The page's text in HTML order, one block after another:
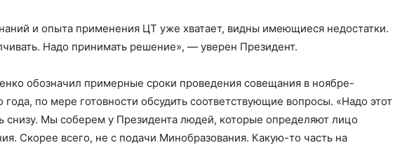
ПОДПИСАТЬСЯ
Электронные обращения
и опыта применения ЦТ уже хватает, видны имеющиеся недостатки.
Надо принимать решение», — уверен Президент.
обозначил примерные сроки проведения совещания в ноябре-
года, по мере готовности обсудить соответствующие вопросы. «Надо этот
снизу. Мы соберем у Президента людей, которые определяют лицо
Скорее всего, не с подачи Минобразования. Какую-то часть на